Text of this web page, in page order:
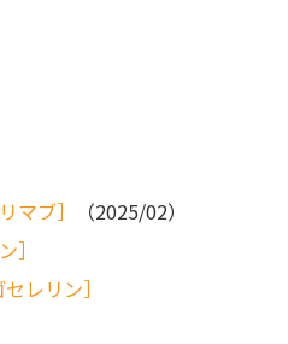
マブ］
（2025/02）
］
レリン］